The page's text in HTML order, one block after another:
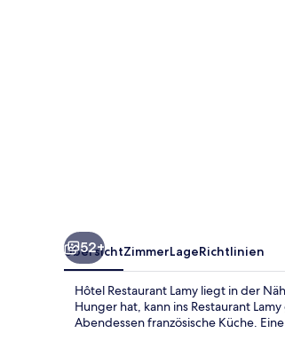
52+
ÜbersichtZimmerLageRichtlinien
Hôtel Restaurant Lamy liegt in der
Hunger hat, kann ins Restaurant
Abendessen französische Küche.